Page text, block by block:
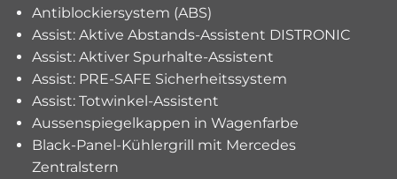
Antiblockiersystem (ABS)
Assist: Aktive Abstands-Assistent DISTRONIC
Assist: Aktiver Spurhalte-Assistent
Assist: PRE-SAFE Sicherheitssystem
Assist: Totwinkel-Assistent
Aussenspiegelkappen in Wagenfarbe
Black-Panel-Kühlergrill mit Mercedes
Zentralstern